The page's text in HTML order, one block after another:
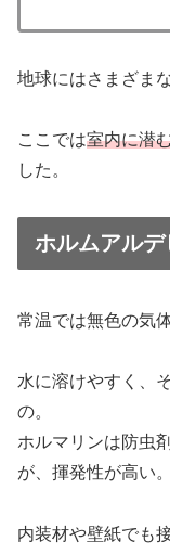
地球にはさまざま
ここでは室内に潜
した。
ホルムアルデ
常温では無色の気
水に溶けやすく、
の。
ホルマリンは防虫
が、揮発性が高い。
内装材や壁紙でも